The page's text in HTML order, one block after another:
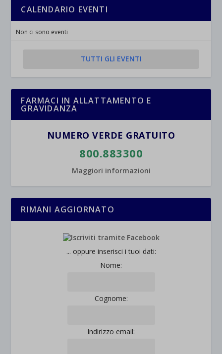
CALENDARIO EVENTI
Non ci sono eventi
TUTTI GLI EVENTI
FARMACI IN ALLATTAMENTO E
GRAVIDANZA
NUMERO VERDE GRATUITO
800.883300
Maggiori informazioni
RIMANI AGGIORNATO
... oppure inserisci i tuoi dati:
Nome:
Cognome:
Indirizzo email: